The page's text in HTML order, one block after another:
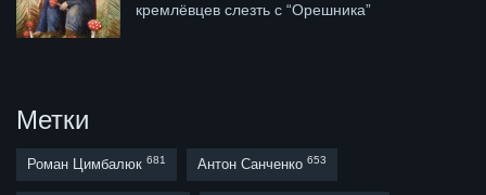
кремлёвцев слезть с “Орешника”
Метки
Роман Цимбалюк 681 Антон Санченко 653